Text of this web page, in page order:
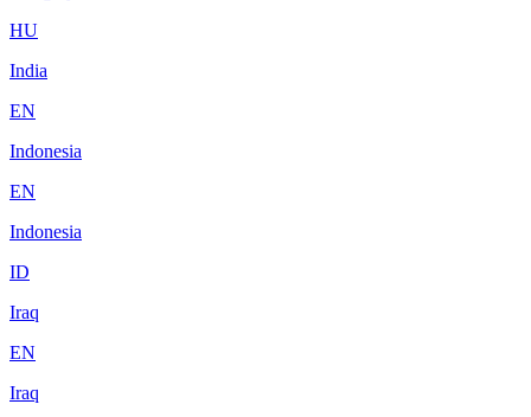
HU
India
EN
Indonesia
EN
Indonesia
ID
Iraq
EN
Iraq